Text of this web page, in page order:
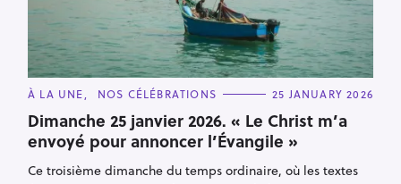
C
T
E
G
O
R
I
À LA UNE NOS CÉLÉBRATIONS 25 JANUARY 2026
Dimanche 25 janvier 2026. « Le Christ m’a
envoyé pour annoncer l’Évangile »
Ce troisième dimanche du temps ordinaire, où les textes